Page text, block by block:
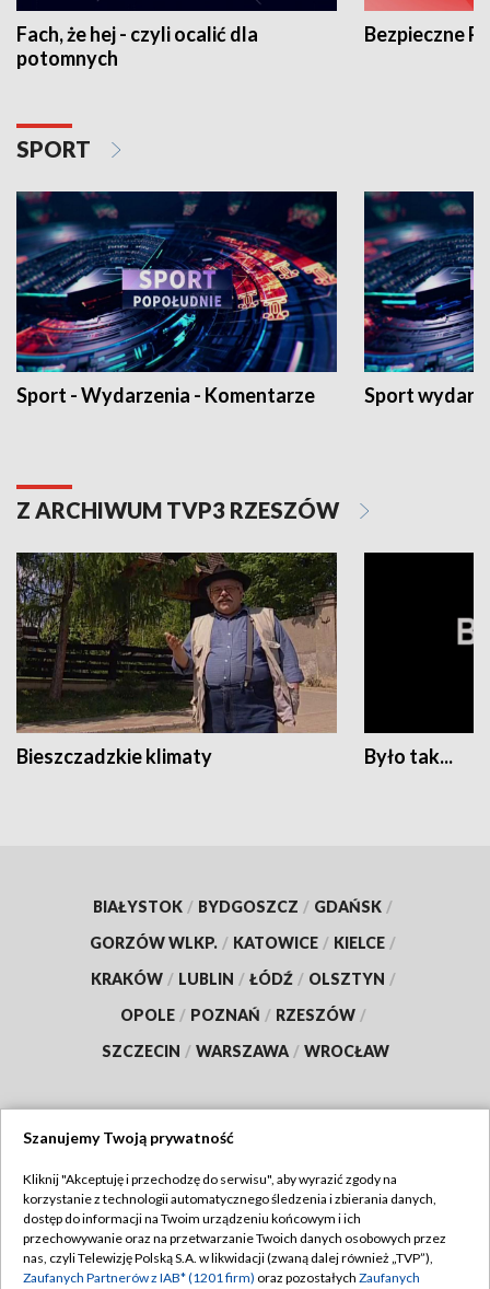
Fach, że hej - czyli ocalić dla
potomnych
Bezpieczne
SPORT
Sport - Wydarzenia - Komentarze Sport
Z ARCHIWUM TVP3 RZESZÓW
Bieszczadzkie klimaty Było tak...
BIAŁYSTOK / BYDGOSZCZ / GDAŃSK /
GORZÓW WLKP. / KATOWICE / KIELCE /
KRAKÓW / LUBLIN / ŁÓDŹ / OLSZTYN /
OPOLE / POZNAŃ / RZESZÓW /
SZCZECIN / WARSZAWA / WROCŁAW
TVP
Abonament TVP
Emisja w TVP
Regulamin TVP
Polityka prywatności
Szanujemy Twoją prywatność
Kliknij "Akceptuję i przechodzę do serwisu", aby wyrazić zgody na
korzystanie z technologii automatycznego śledzenia i zbierania danych,
dostęp do informacji na Twoim urządzeniu końcowym i ich
przechowywanie oraz na przetwarzanie Twoich danych osobowych przez
nas, czyli Telewizję Polską S.A. w likwidacji (zwaną dalej również „TVP”),
Zaufanych Partnerów z IAB* (1201 firm) oraz pozostałych Zaufanych